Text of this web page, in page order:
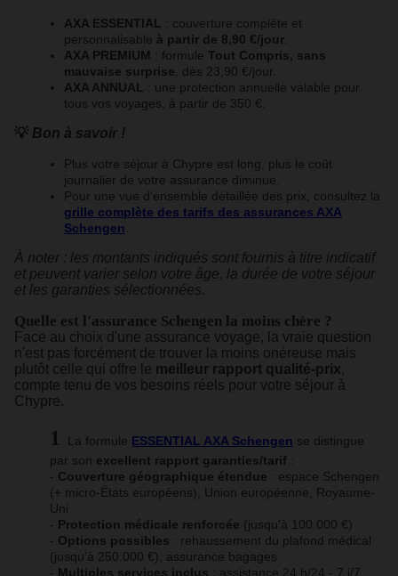
AXA ESSENTIAL
: couverture complète et
personnalisable à partir de 8,90 €/jour
AXA PREMIUM
: formule Tout Compris, sans
mauvaise surprise , dès 23,90 €/jour.
AXA ANNUAL
: une protection annuelle valable pour
tous vos voyages, à partir de 350 €.
💡 Bon à savoir !
Plus votre séjour à Chypre est long, plus le coût
journalier de votre assurance diminue.
Pour une vue d'ensemble détaillée des prix, consultez la
grille complète des tarifs des assurances AXA
Schengen
À noter : les montants indiqués sont fournis à titre indicatif
et peuvent varier selon votre âge, la durée de votre séjour
et les garanties sélectionnées.
Quelle est l'assurance Schengen la moins chère ?
Face au choix d'une assurance voyage, la vraie question
n'est pas forcément de trouver la moins onéreuse mais
plutôt celle qui offre le meilleur rapport qualité-prix,
compte tenu de vos besoins réels pour votre séjour à
Chypre.
La formule ESSENTIAL AXA Schengen se distingue
par son excellent rapport garanties/tarif
- Couverture géographique étendue : espace Schengen
(+ micro-États européens), Union européenne, Royaume-
Uni
- Protection médicale renforcée (jusqu'à 100.000 €)
- Options possibles : rehaussement du plafond médical
(jusqu'à 250.000 €), assurance bagages
- Multiples services inclus : assistance 24 h/24 - 7 j/7,